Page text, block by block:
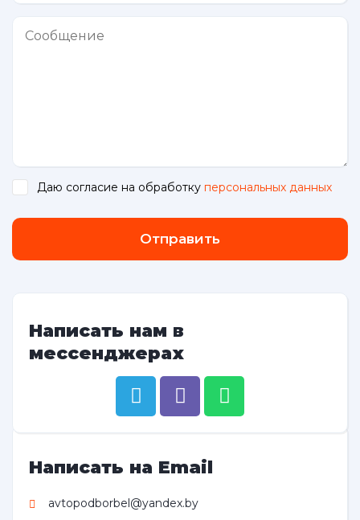
Даю согласие на обработку персональных данных
Отправить
Написать нам в
мессенджерах
Написать на Email
avtopodborbel@yandex.by